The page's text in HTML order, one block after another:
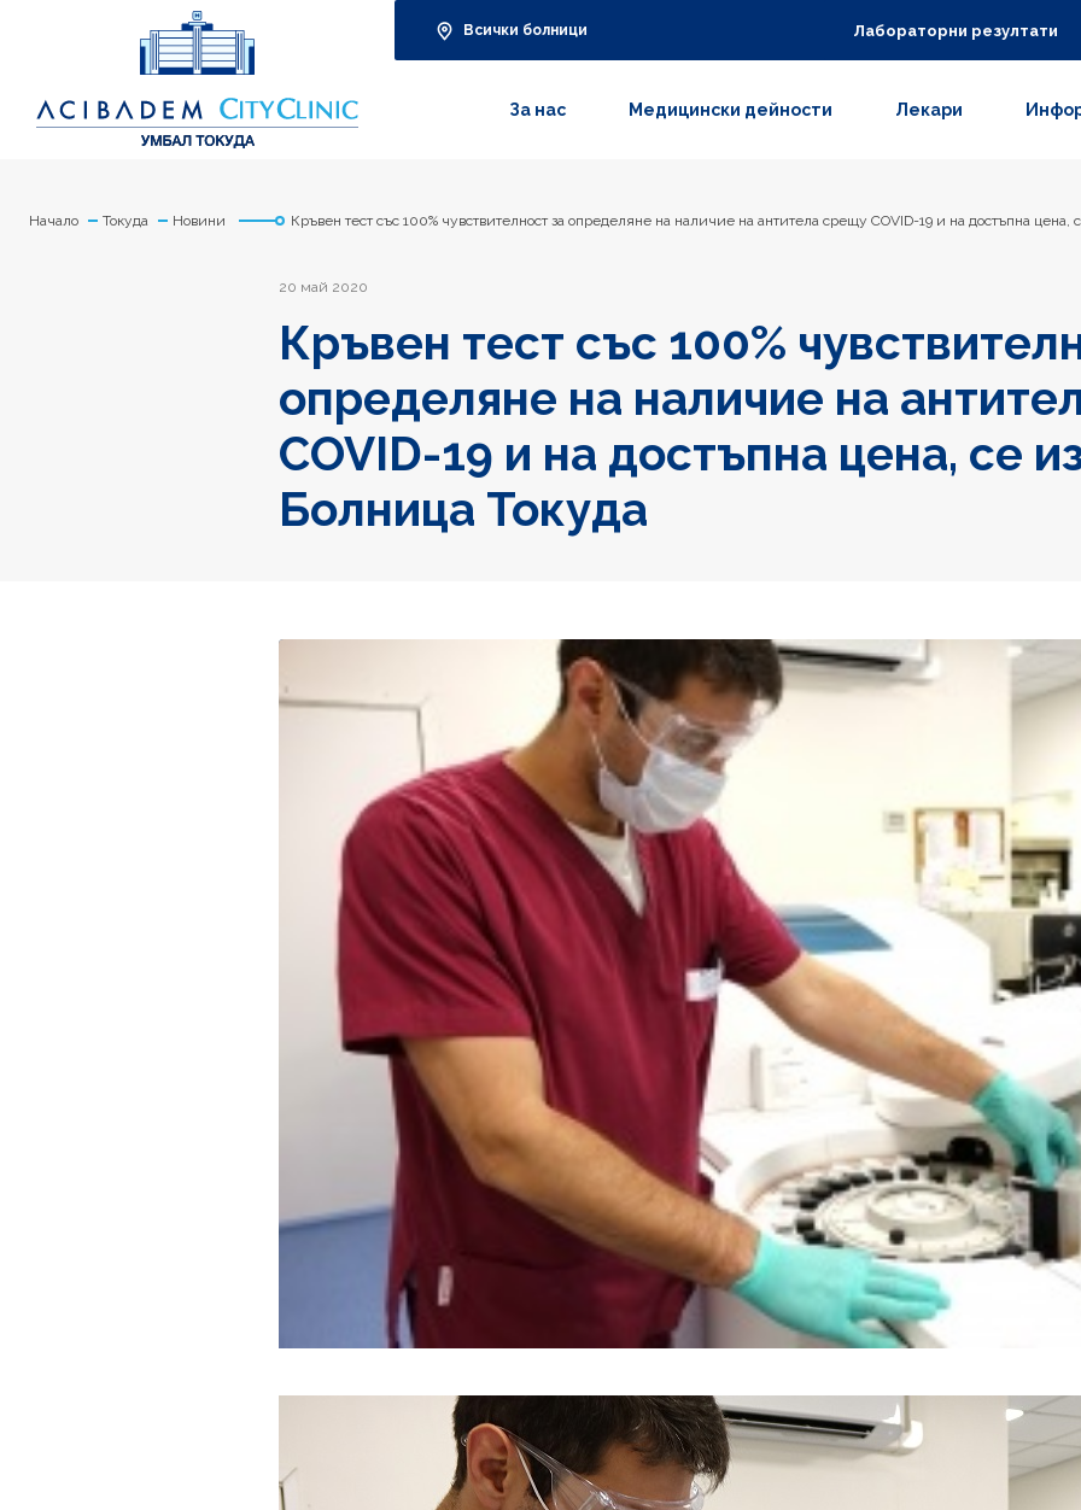
Всички болници Лабораторни резултати
За нас Медицински дейности Лекари
Начало Токуда Новини Кръвен тест със 100% чувствителност за определяне на наличие на антитела срещу COVID-19 и на достъпна цена,
20 май 2020
Кръвен тест със 100%
определяне на наличие на
COVID-19 и на достъпна цена, се
Болница Токуда